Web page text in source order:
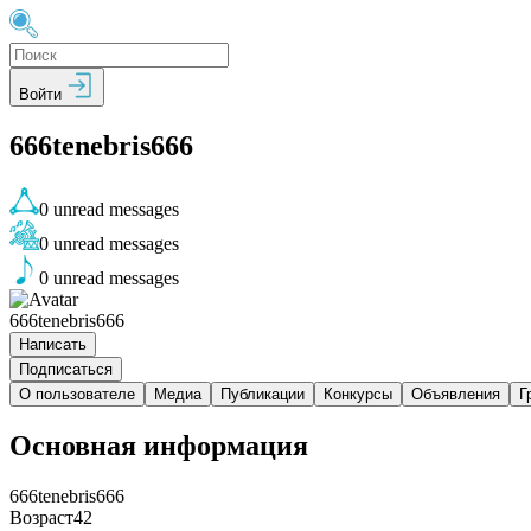
Войти
666tenebris666
0 unread messages
0 unread messages
0 unread messages
666tenebris666
Написать
Подписаться
О пользователе
Медиа Публикации Конкурсы Объявления
Основная информация
666tenebris666
Возраст42